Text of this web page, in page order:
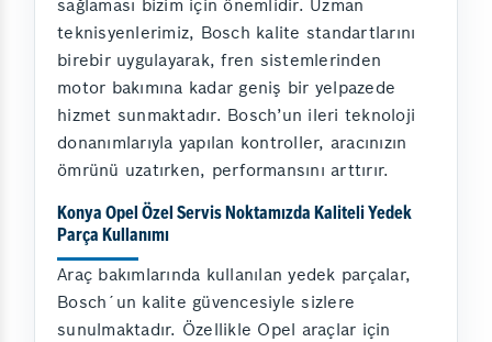
sağlaması bizim için önemlidir. Uzman
teknisyenlerimiz, Bosch kalite standartlarını
birebir uygulayarak, fren sistemlerinden
motor bakımına kadar geniş bir yelpazede
hizmet sunmaktadır. Bosch’un ileri teknoloji
donanımlarıyla yapılan kontroller, aracınızın
ömrünü uzatırken, performansını arttırır.
Konya Opel Özel Servis Noktamızda Kaliteli Yedek
Parça Kullanımı
Araç bakımlarında kullanılan yedek parçalar,
Bosch´un kalite güvencesiyle sizlere
sunulmaktadır. Özellikle Opel araçlar için